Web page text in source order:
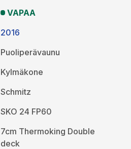
VAPAA
2016
Puoliperävaunu
Kylmäkone
Schmitz
SKO 24 FP60
7cm Thermoking Double
deck